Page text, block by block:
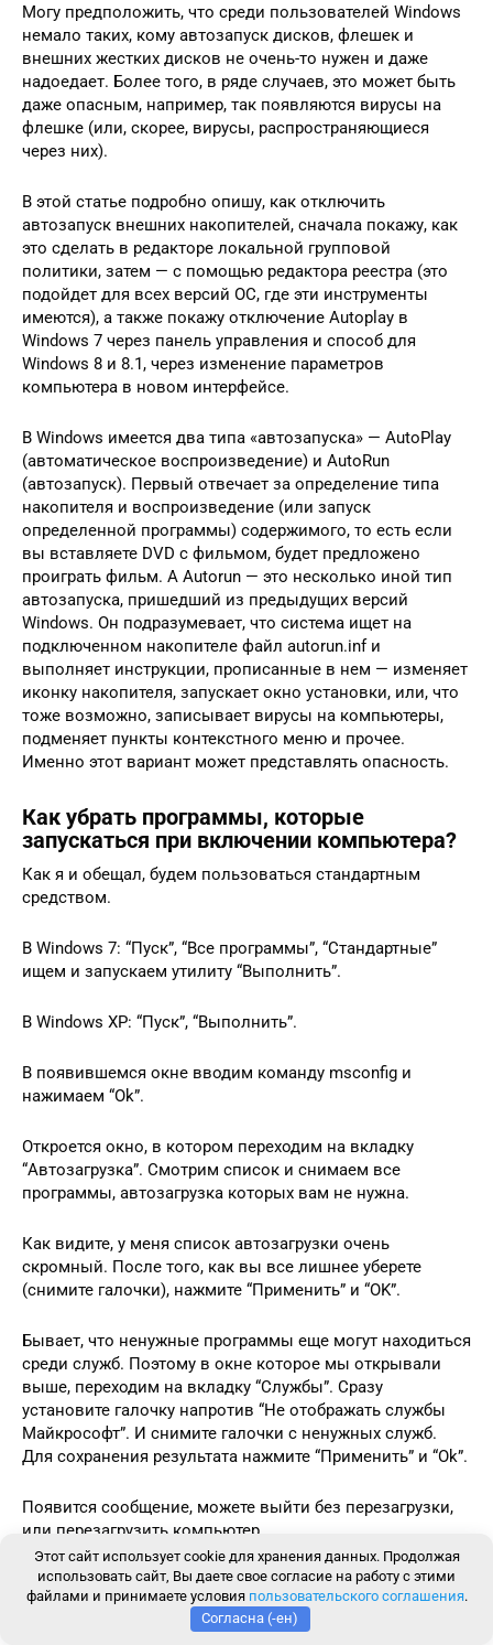
Могу предположить, что среди пользователей Windows
немало таких, кому автозапуск дисков, флешек и
внешних жестких дисков не очень-то нужен и даже
надоедает. Более того, в ряде случаев, это может быть
даже опасным, например, так появляются вирусы на
флешке (или, скорее, вирусы, распространяющиеся
через них).
В этой статье подробно опишу, как отключить
автозапуск внешних накопителей, сначала покажу, как
это сделать в редакторе локальной групповой
политики, затем — с помощью редактора реестра (это
подойдет для всех версий ОС, где эти инструменты
имеются), а также покажу отключение Autoplay в
Windows 7 через панель управления и способ для
Windows 8 и 8.1, через изменение параметров
компьютера в новом интерфейсе.
В Windows имеется два типа «автозапуска» — AutoPlay
(автоматическое воспроизведение) и AutoRun
(автозапуск). Первый отвечает за определение типа
накопителя и воспроизведение (или запуск
определенной программы) содержимого, то есть если
вы вставляете DVD с фильмом, будет предложено
проиграть фильм. А Autorun — это несколько иной тип
автозапуска, пришедший из предыдущих версий
Windows. Он подразумевает, что система ищет на
подключенном накопителе файл autorun.inf и
выполняет инструкции, прописанные в нем — изменяет
иконку накопителя, запускает окно установки, или, что
тоже возможно, записывает вирусы на компьютеры,
подменяет пункты контекстного меню и прочее.
Именно этот вариант может представлять опасность.
Как убрать программы, которые
запускаться при включении компьютера?
Как я и обещал, будем пользоваться стандартным
средством.
В Windows 7: “Пуск”, “Все программы”, “Стандартные”
ищем и запускаем утилиту “Выполнить”.
В Windows XP: “Пуск”, “Выполнить”.
В появившемся окне вводим команду msconfig и
нажимаем “Ok”.
Откроется окно, в котором переходим на вкладку
“Автозагрузка”. Смотрим список и снимаем все
программы, автозагрузка которых вам не нужна.
Как видите, у меня список автозагрузки очень
скромный. После того, как вы все лишнее уберете
(снимите галочки), нажмите “Применить” и “OK”.
Бывает, что ненужные программы еще могут находиться
среди служб. Поэтому в окне которое мы открывали
выше, переходим на вкладку “Службы”. Сразу
установите галочку напротив “Не отображать службы
Майкрософт”. И снимите галочки с ненужных служб.
Для сохранения результата нажмите “Применить” и “Ok”.
Появится сообщение, можете выйти без перезагрузки,
или перезагрузить компьютер.
Если вы отключили приличное количество программ и
служб, то после перезагрузки увидите, насколько
быстрее включиться и будет работать ваш компьютер.
Этот сайт использует cookie для хранения данных. Продолжая
использовать сайт, Вы даете свое согласие на работу с этими
файлами и принимаете условия пользовательского соглашения.
Согласна (-ен)